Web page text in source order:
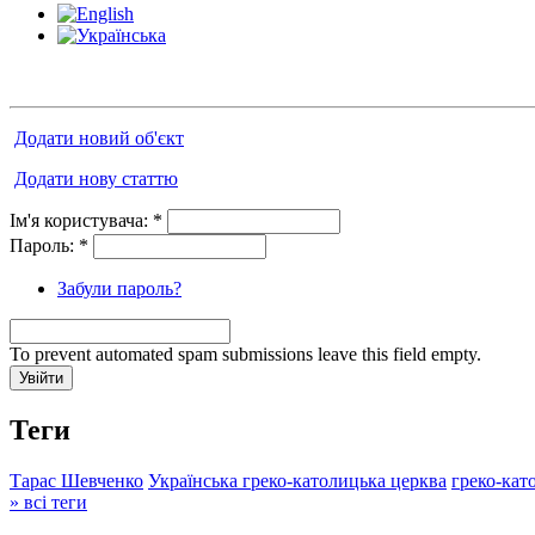
Додати новий об'єкт
Додати нову статтю
Ім'я користувача: *
Пароль: *
Забули пароль?
To prevent automated spam submissions leave this field empty.
Теги
Тарас Шевченко Українська греко-католицька церква греко-
» всі теги